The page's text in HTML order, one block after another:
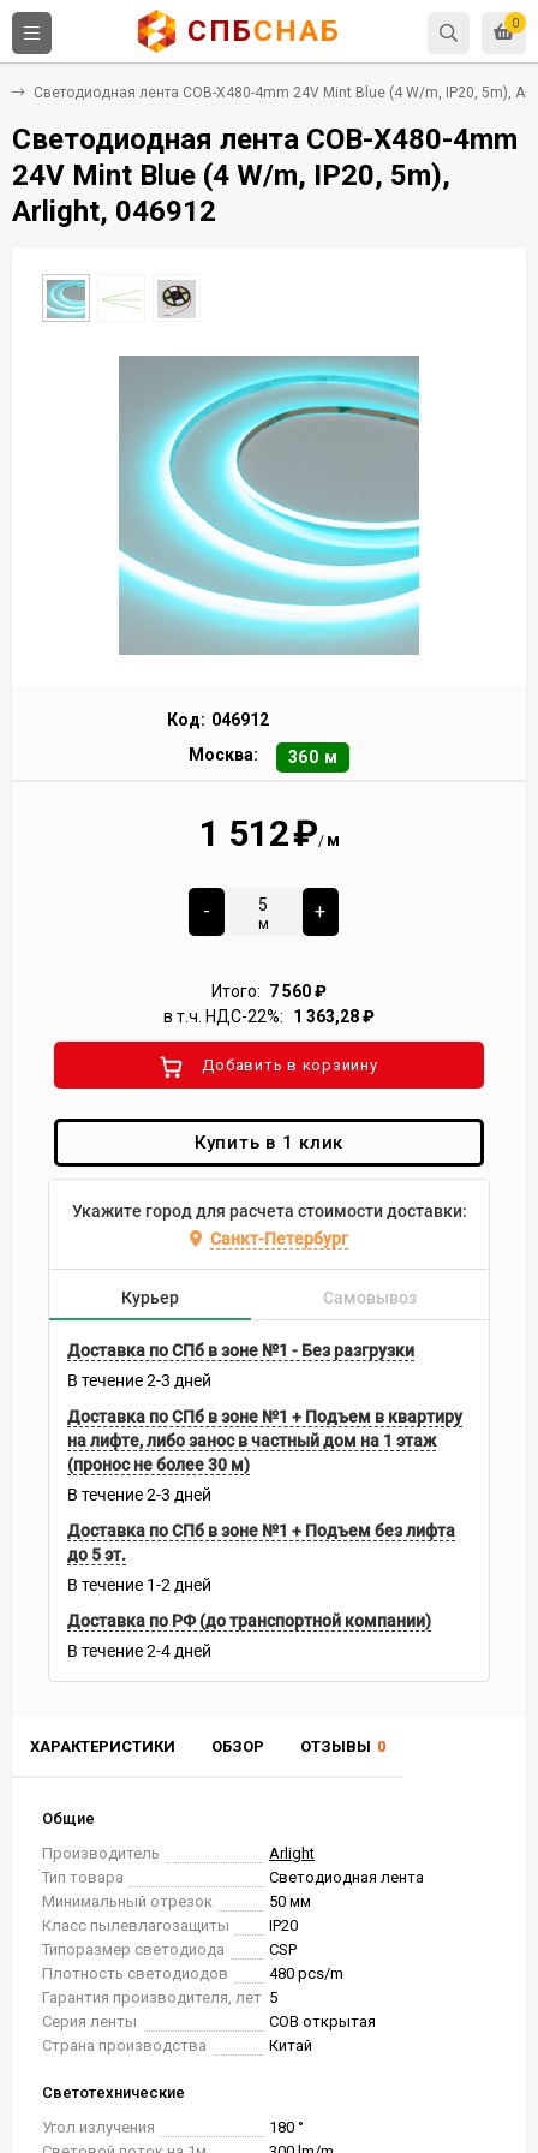
0
СПБСНАБ
Светодиодная лента COB-X480-4mm 24V Mint Blue (4 W/m, IP20, 5m),
Светодиодная лента COB-X480-4mm
24V Mint Blue (4 W/m, IP20, 5m),
Arlight, 046912
ХАРАКТЕРИСТИКИ ОБЗОР ОТЗЫВЫ 0
Общие
Производитель
Arlight
Тип товара
Светодиодная лента
Минимальный отрезок
50 мм
Класс пылевлагозащиты
IP20
Типоразмер светодиода
CSP
Плотность светодиодов
480 pcs/m
Гарантия производителя, лет 5
Серия ленты
COB открытая
Страна производства
Китай
Светотехнические
Угол излучения
180 °
Код: 046912
Москва:
360 м
1 512₽/ м
-
м
+
Итого: 7 560₽
в т.ч. НДС-22%:
1 363,28₽
Добавить в корзиину
Купить в 1 клик
Укажите город для расчета стоимости доставки:
Санкт-Петербург
Курьер Самовывоз
Доставка по СПб в зоне №1 - Без разгрузки
В течение2-3 дней
Доставка по СПб в зоне №1 + Подъем в квартиру
на лифте, либо занос в частный дом на 1 этаж
(пронос не более 30 м)
В течение2-3 дней
Доставка по СПб в зоне №1 + Подъем без лифта
до 5 эт.
В течение 1-2 дней
Доставка по РФ (до транспортной компании)
В течение2-4 дней